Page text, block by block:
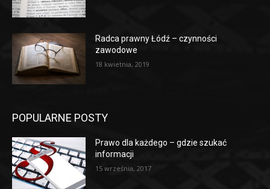
Radca prawny Łódź – czynności
zawodowe
18 kwietnia, 2019
POPULARNE POSTY
Prawo dla każdego – gdzie szukać
informacji
15 września, 2017